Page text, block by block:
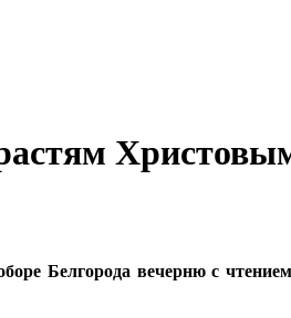
Белгорода вечерню с